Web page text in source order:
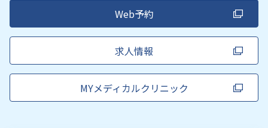
Web予約
求人情報
MYメディカルクリニック